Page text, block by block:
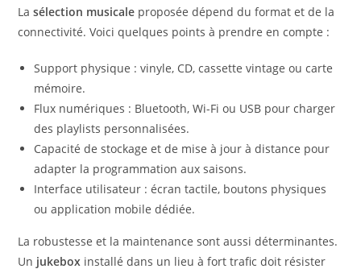
Lasélection musicale proposée dépend du format et de la
connectivité. Voici quelques points à prendre en compte :
Support physique : vinyle, CD, cassette vintage ou carte
mémoire.
Flux numériques : Bluetooth, Wi-Fi ou USB pour charger
des playlists personnalisées.
Capacité de stockage et de mise à jour à distance pour
adapter la programmation aux saisons.
Interface utilisateur : écran tactile, boutons physiques
ou application mobile dédiée.
La robustesse et la maintenance sont aussi déterminantes.
Un jukebox installé dans un lieu à fort trafic doit résister